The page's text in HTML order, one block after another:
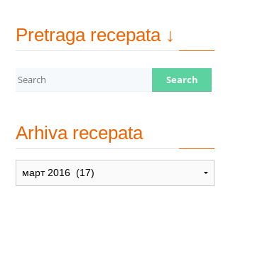
Pretraga recepata ↓
Arhiva recepata
Arhiva
recepata